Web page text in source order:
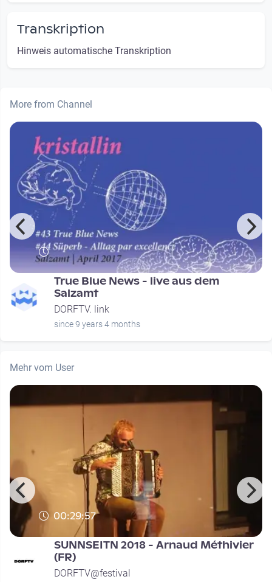
Transkription
Hinweis automatische Transkription
More from Channel
True Blue News - live aus dem
Salzamt
DORFTV. link
since 9 years 4 months
Mehr vom User
00:29:57
SUNNSEITN 2018 - Arnaud Méthivier
(FR)
DORFTV@festival